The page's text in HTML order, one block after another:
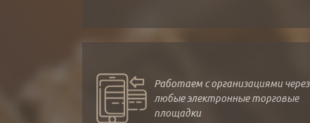
Работаем с организациями через
любые электронные торговые
площадки